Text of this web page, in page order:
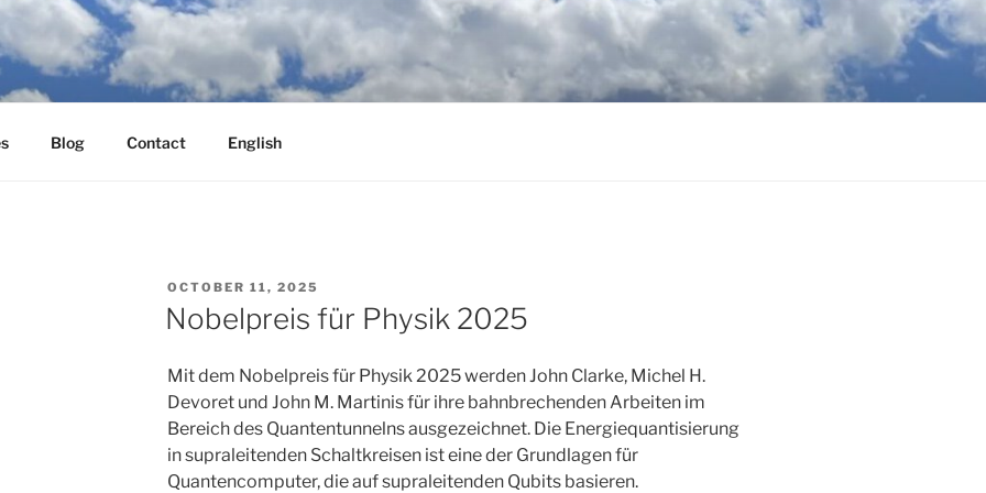
Blog Contact English
POSTED
ON
OCTOBER 11, 2025
Nobelpreis für Physik 2025
Mit dem Nobelpreis für Physik 2025 werden John Clarke, Michel H.
Devoret und John M. Martinis für ihre bahnbrechenden Arbeiten im
Bereich des Quantentunnelns ausgezeichnet. Die Energiequantisierung
in supraleitenden Schaltkreisen ist eine der Grundlagen für
Quantencomputer, die auf supraleitenden Qubits basieren.